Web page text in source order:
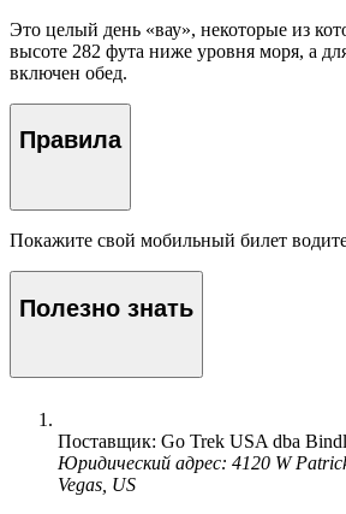
Это целый день «вау», некоторые из
высоте 282 фута ниже уровня моря, а
включен обед.
Правила
Покажите свой мобильный билет
Полезно знать
Поставщик: Go Trek USA dba
Юридический адрес: 4120 W
Vegas, US